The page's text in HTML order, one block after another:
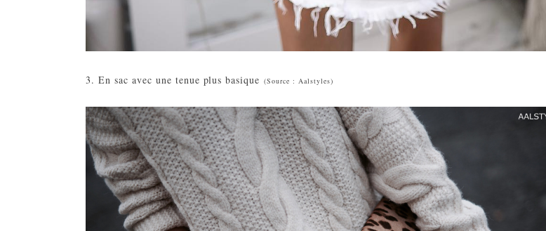
3. En sac avec une tenue plus basique(Source : Aalstyles)